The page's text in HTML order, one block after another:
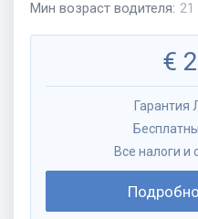
Мин возраст водителя: 21
€
Гарантия
Все налоги